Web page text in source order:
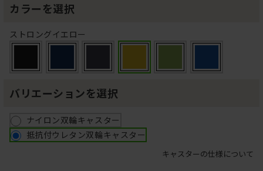
カラーを選択
ストロングイエロー
バリエーションを選択
ナイロン双輪キャスター
抵抗付ウレタン双輪キャスター
キャスターの仕様について